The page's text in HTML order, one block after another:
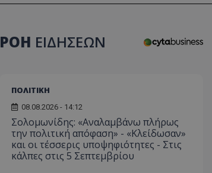
ΡΟΗ ΕΙΔΗΣΕΩΝ
ΠΟΛΙΤΙΚΗ
08.08.2026 - 14:12
Σολομωνίδης: «Αναλαμβάνω πλήρως
την πολιτική απόφαση» - «Κλείδωσαν»
και οι τέσσερις υποψηφιότητες - Στις
κάλπες στις 5 Σεπτεμβρίου